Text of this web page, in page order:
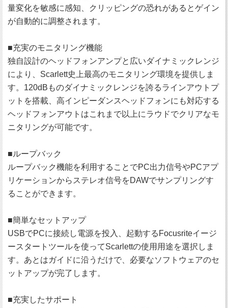
量変化を敏感に感知、クリッピングの恐れがあるとゲイン
が自動的に調整されます。
■充実のモニタリング機能
独自設計のヘッドフォンアンプと広いダイナミックレンジ
により、Scarlett史上最高のモニタリング環境を提供しま
す。120dBものダイナミックレンジを誇るラインアウトプ
ットを搭載、高インピーダンスヘッドフォンにも対応する
ヘッドフォンアウトはこれまで以上にラウドでクリアなモ
ニタリングが可能です。
■ループバック
ループバック機能を利用することでPC出力信号やPCアプ
リケーションからステレオ信号をDAWでサンプリングす
ることができます。
■簡単なセットアップ
USBでPCに接続し電源を投入、起動するFocusriteイージ
ースタートツールを使ってScarlettの使用用途を選択しま
す。あとはガイドに沿うだけで、必要なソフトウェアのセ
ットアップが完了します。
■充実したサポート